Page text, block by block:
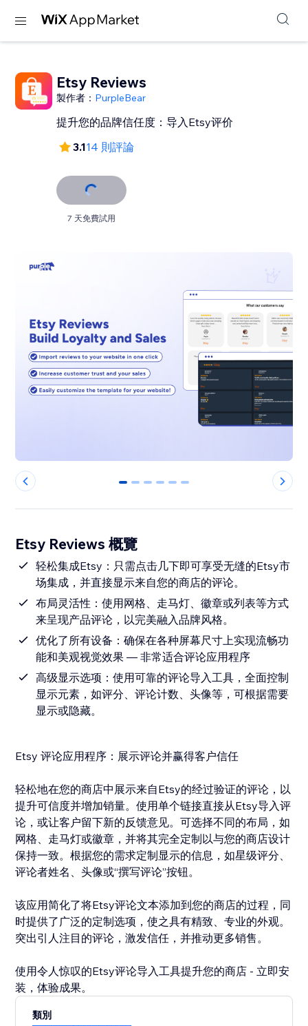
Etsy Reviews
製作者： PurpleBear
提升您的品牌信任度：导入Etsy评价
3.114 則評論
7 天免費試用
0 1 2 3 4 5
Etsy Reviews 概覽
轻松集成Etsy：只需点击几下即可享受无缝的Etsy市
场集成，并直接显示来自您的商店的评论。
布局灵活性：使用网格、走马灯、徽章或列表等方式
来呈现产品评论，以完美融入品牌风格。
优化了所有设备：确保在各种屏幕尺寸上实现流畅功
能和美观视觉效果 — 非常适合评论应用程序
高级显示选项：使用可靠的评论导入工具，全面控制
显示元素，如评分、评论计数、头像等，可根据需要
显示或隐藏。
Etsy 评论应用程序：展示评论并赢得客户信任
轻松地在您的商店中展示来自Etsy的经过验证的评论，以
提升可信度并增加销量。使用单个链接直接从Etsy导入评
论，或让客户留下新的反馈意见。可选择不同的布局，如
网格、走马灯或徽章，并将其完全定制以与您的商店设计
保持一致。根据您的需求定制显示的信息，如星级评分、
评论者姓名、头像或“撰写评论”按钮。
该应用简化了将Etsy评论文本添加到您的商店的过程，同
时提供了广泛的定制选项，使之具有精致、专业的外观。
突出引人注目的评论，激发信任，并推动更多销售。
使用令人惊叹的Etsy评论导入工具提升您的商店 - 立即安
装，体验成果。
類別